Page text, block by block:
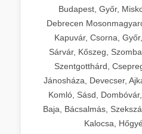
Budapest, Győr,
Debrecen
Kapuvár, Csorna,
Sárvár, Kőszeg,
Szentgotthárd,
Jánosháza, Devecser,
Komló, Sásd,
Baja, Bácsalmás,
Kalocsa,